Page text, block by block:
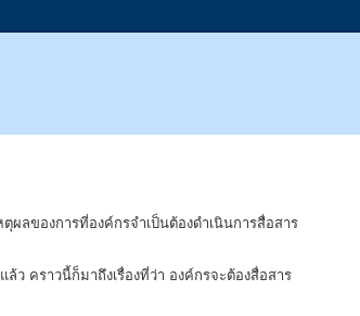
ผลของการที่องค์กรจำเป็นต้องดำเนินการสื่อสาร
ล้ว คราวนี้ก็มาถึงเรื่องที่ว่า องค์กรจะต้องสื่อสาร